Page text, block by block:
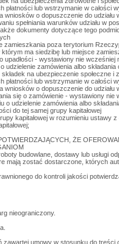
płatności lub wstrzymanie w
wniosków o dopuszczenie do
spełniania warunków udziału w
dokumenty dotyczące tego
poza terytorium
ma siedzibę lub miejsce
upadłości - wystawiony nie
udzielenie zamówienia albo składania
na ubezpieczenie społeczne
płatności lub wstrzymanie w
wniosków o dopuszczenie do
się o zamówienie - wystawiony nie
o udzielenie zamówienia albo
do tej samej grupy kapitałowej
kapitałowej w rozumieniu ustawy
ŻE
budowlane, dostawy lub usługi
mają zostać dostarczone, których
do kontroli jakości
nieograniczony.
zawartej umowy w stosunku do